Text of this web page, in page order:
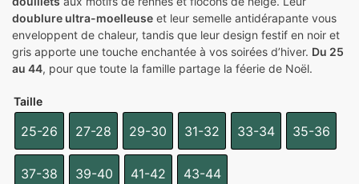
doublure ultra-moelleuse et leur semelle antidérapante vous
enveloppent de chaleur, tandis que leur design festif en noir et
gris apporte une touche enchantée à vos soirées d’hiver. Du 25
au 44, pour que toute la famille partage la féerie de Noël.
Taille
25-26 27-28 29-30 31-32 33-34 35-36
37-38 39-40 41-42 43-44